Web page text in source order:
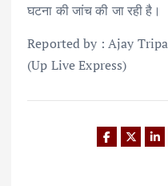
घटना की जांच की जा रही है।
Reported by : Ajay
(Up Live Express)